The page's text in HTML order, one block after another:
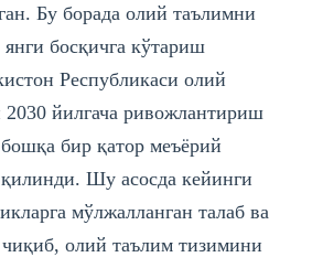
Бу борада олий таълимни
босқичга кўтариш
Республикаси олий
йилгача ривожлантириш
бир қатор меъёрий
Шу асосда кейинги
мўлжалланган талаб ва
олий таълим тизимини